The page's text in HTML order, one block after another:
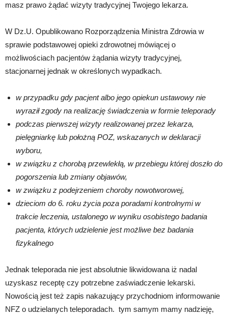
masz prawo żądać wizyty tradycyjnej Twojego lekarza.
W Dz.U. Opublikowano Rozporządzenia Ministra Zdrowia w
sprawie podstawowej opieki zdrowotnej mówiącej o
możliwościach pacjentów żądania wizyty tradycyjnej,
stacjonarnej jednak w określonych wypadkach.
w przypadku gdy pacjent albo jego opiekun ustawowy nie
wyraził zgody na realizację świadczenia w formie teleporady
podczas pierwszej wizyty realizowanej przez lekarza,
pielęgniarkę lub położną POZ, wskazanych w deklaracji
wyboru,
w związku z chorobą przewlekłą, w przebiegu której doszło do
pogorszenia lub zmiany objawów,
w związku z podejrzeniem choroby nowotworowej,
dzieciom do 6. roku życia poza poradami kontrolnymi w
trakcie leczenia, ustalonego w wyniku osobistego badania
pacjenta, których udzielenie jest możliwe bez badania
fizykalnego
Jednak teleporada nie jest absolutnie likwidowana iż nadal
uzyskasz receptę czy potrzebne zaświadczenie lekarski.
Nowością jest też zapis nakazujący przychodniom informowanie
NFZ o udzielanych teleporadach. tym samym mamy nadzieję,